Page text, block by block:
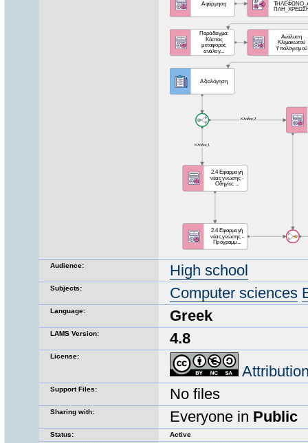
Audience: High school
Subjects: Computer sciences
Language: Greek
LAMS Version: 4.8
License:
Support Files: No files
Sharing with: Everyone in Public
Status:
Active